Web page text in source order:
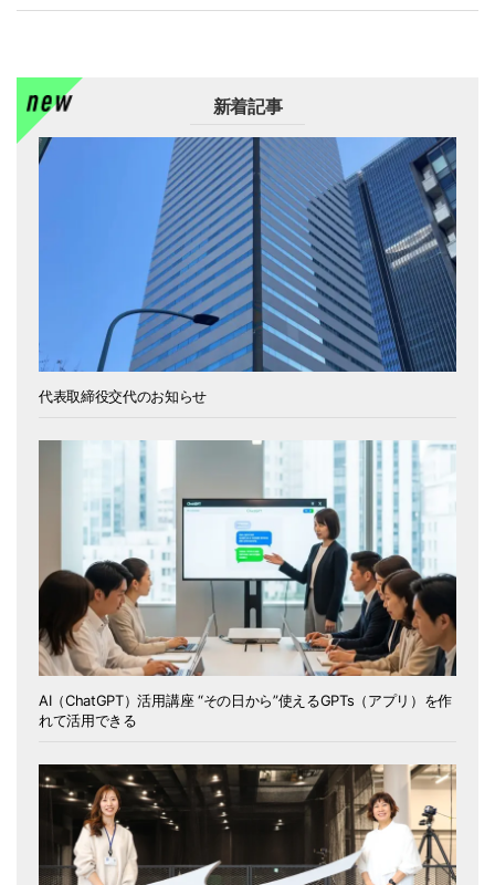
新着記事
代表取締役交代のお知らせ
AI（ChatGPT）活用講座 “その日から”使えるGPTs（アプリ）を作
れて活用できる